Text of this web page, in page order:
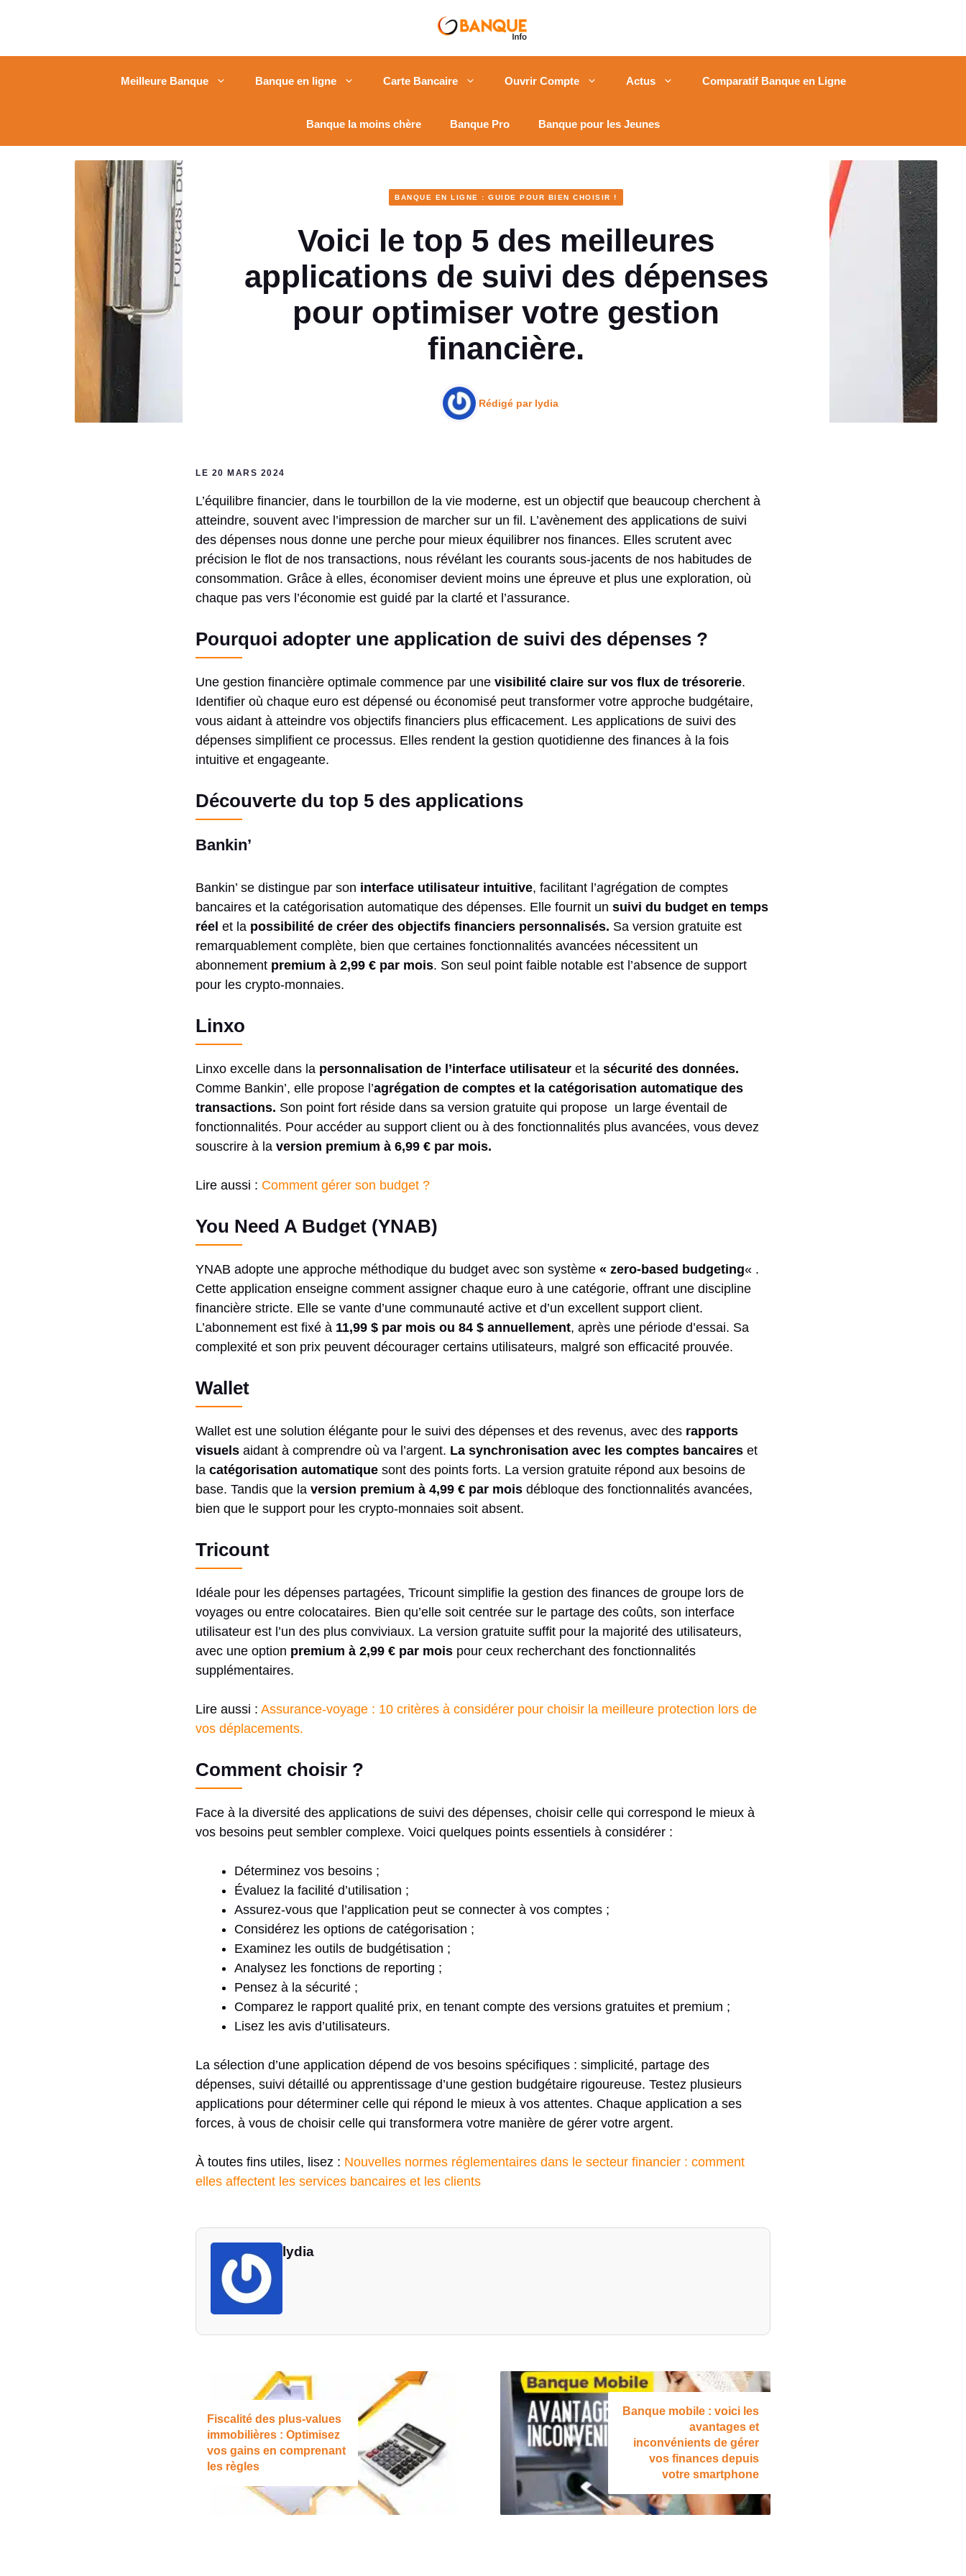
Meilleure Banque Banque en ligne Carte Bancaire Ouvrir Compte Actus Comparatif Banque en Ligne
Banque la moins chère Banque Pro Banque pour les Jeunes
BANQUE EN LIGNE : GUIDE POUR BIEN CHOISIR !
Voici le top 5 des meilleures
applications de suivi des dépenses
pour optimiser votre gestion
financière.
Rédigé par lydia
LE 20 MARS 2024
L’équilibre financier, dans le tourbillon de la vie moderne, est un objectif que beaucoup cherchent à
atteindre, souvent avec l’impression de marcher sur un fil. L’avènement des applications de suivi
des dépenses nous donne une perche pour mieux équilibrer nos finances. Elles scrutent avec
précision le flot de nos transactions, nous révélant les courants sous-jacents de nos habitudes de
consommation. Grâce à elles, économiser devient moins une épreuve et plus une exploration, où
chaque pas vers l’économie est guidé par la clarté et l’assurance.
Pourquoi adopter une application de suivi des dépenses ?
Une gestion financière optimale commence par une visibilité claire sur vos flux de trésorerie.
Identifier où chaque euro est dépensé ou économisé peut transformer votre approche budgétaire,
vous aidant à atteindre vos objectifs financiers plus efficacement. Les applications de suivi des
dépenses simplifient ce processus. Elles rendent la gestion quotidienne des finances à la fois
intuitive et engageante.
Découverte du top 5 des applications
Bankin’
Bankin’ se distingue par son interface utilisateur intuitive, facilitant l’agrégation de comptes
bancaires et la catégorisation automatique des dépenses. Elle fournit un suivi du budget en temps
réel et la possibilité de créer des objectifs financiers personnalisés. Sa version gratuite est
remarquablement complète, bien que certaines fonctionnalités avancées nécessitent un
abonnement premium à 2,99 € par mois. Son seul point faible notable est l’absence de support
pour les crypto-monnaies.
Linxo
Linxo excelle dans la personnalisation de l’interface utilisateur et la sécurité des données.
Comme Bankin’, elle propose l’agrégation de comptes et la catégorisation automatique des
transactions. Son point fort réside dans sa version gratuite qui propose un large éventail de
fonctionnalités. Pour accéder au support client ou à des fonctionnalités plus avancées, vous devez
souscrire à la version premium à 6,99 € par mois.
Lire aussi : Comment gérer son budget ?
You Need A Budget (YNAB)
YNAB adopte une approche méthodique du budget avec son système « zero-based budgeting« .
Cette application enseigne comment assigner chaque euro à une catégorie, offrant une discipline
financière stricte. Elle se vante d’une communauté active et d’un excellent support client.
L’abonnement est fixé à 11,99 $ par mois ou 84 $ annuellement, après une période d’essai. Sa
complexité et son prix peuvent décourager certains utilisateurs, malgré son efficacité prouvée.
Wallet
Wallet est une solution élégante pour le suivi des dépenses et des revenus, avec des rapports
visuels aidant à comprendre où va l’argent. La synchronisation avec les comptes bancaires et
la catégorisation automatique sont des points forts. La version gratuite répond aux besoins de
base. Tandis que la version premium à 4,99 € par mois débloque des fonctionnalités avancées,
bien que le support pour les crypto-monnaies soit absent.
Tricount
Idéale pour les dépenses partagées, Tricount simplifie la gestion des finances de groupe lors de
voyages ou entre colocataires. Bien qu’elle soit centrée sur le partage des coûts, son interface
utilisateur est l’un des plus conviviaux. La version gratuite suffit pour la majorité des utilisateurs,
avec une option premium à 2,99 € par mois pour ceux recherchant des fonctionnalités
supplémentaires.
Lire aussi : Assurance-voyage : 10 critères à considérer pour choisir la meilleure protection lors de
vos déplacements.
Comment choisir ?
Face à la diversité des applications de suivi des dépenses, choisir celle qui correspond le mieux à
vos besoins peut sembler complexe. Voici quelques points essentiels à considérer :
Déterminez vos besoins ;
Évaluez la facilité d’utilisation ;
Assurez-vous que l’application peut se connecter à vos comptes ;
Considérez les options de catégorisation ;
Examinez les outils de budgétisation ;
Analysez les fonctions de reporting ;
Pensez à la sécurité ;
Comparez le rapport qualité prix, en tenant compte des versions gratuites et premium ;
Lisez les avis d’utilisateurs.
La sélection d’une application dépend de vos besoins spécifiques : simplicité, partage des
dépenses, suivi détaillé ou apprentissage d’une gestion budgétaire rigoureuse. Testez plusieurs
applications pour déterminer celle qui répond le mieux à vos attentes. Chaque application a ses
forces, à vous de choisir celle qui transformera votre manière de gérer votre argent.
À toutes fins utiles, lisez : Nouvelles normes réglementaires dans le secteur financier : comment
elles affectent les services bancaires et les clients
lydia
Fiscalité des plus-values
immobilières : Optimisez
vos gains en comprenant
les règles
Banque mobile : voici les
avantages et
inconvénients de gérer
vos finances depuis
votre smartphone